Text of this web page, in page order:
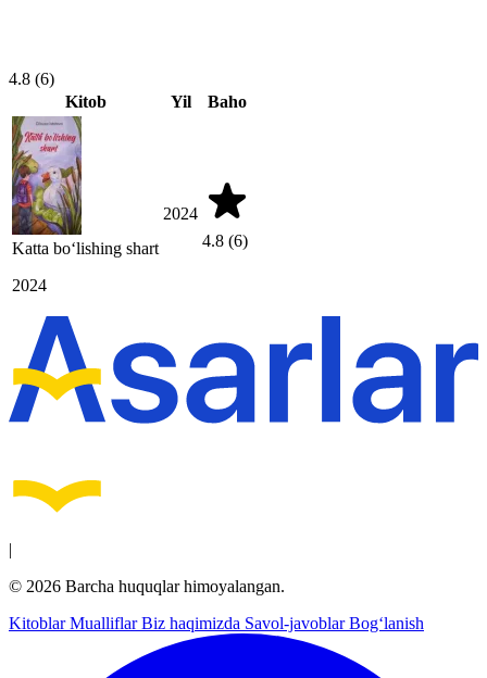
4.8 (6)
Kitob
Yil Baho
Katta boʻlishing shart
2024
2024
4.8 (6)
|
© 2026 Barcha huquqlar himoyalangan.
KitoblarMualliflarBiz haqimizda Savol-javoblarBog‘lanish